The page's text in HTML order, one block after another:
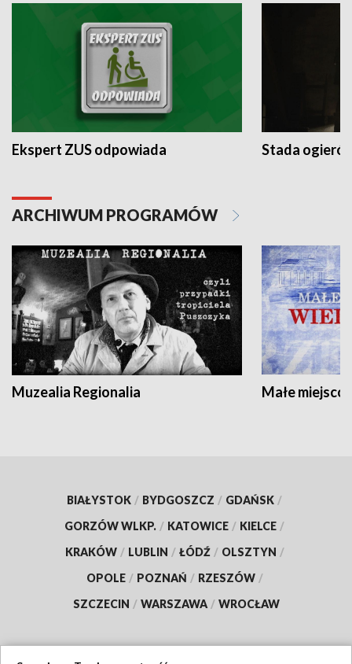
Ekspert ZUS odpowiada Stada
ARCHIWUM PROGRAMÓW
Muzealia Regionalia Małe
BIAŁYSTOK / BYDGOSZCZ / GDAŃSK /
GORZÓW WLKP. / KATOWICE / KIELCE /
KRAKÓW / LUBLIN / ŁÓDŹ / OLSZTYN /
OPOLE / POZNAŃ / RZESZÓW /
SZCZECIN / WARSZAWA / WROCŁAW